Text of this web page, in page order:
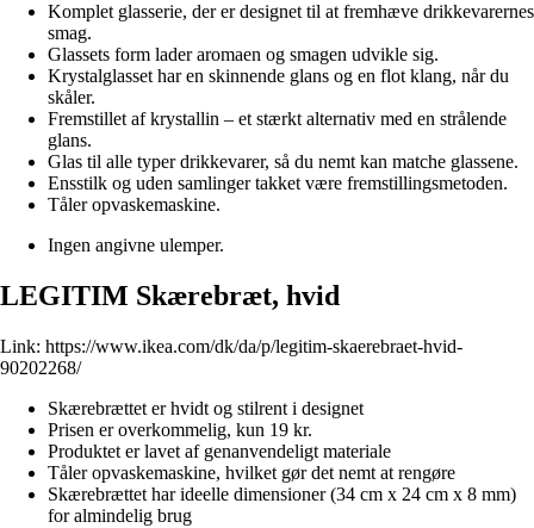
Komplet glasserie, der er designet til at fremhæve drikkevarernes
smag.
Glassets form lader aromaen og smagen udvikle sig.
Krystalglasset har en skinnende glans og en flot klang, når du
skåler.
Fremstillet af krystallin – et stærkt alternativ med en strålende
glans.
Glas til alle typer drikkevarer, så du nemt kan matche glassene.
Ensstilk og uden samlinger takket være fremstillingsmetoden.
Tåler opvaskemaskine.
Ingen angivne ulemper.
LEGITIM Skærebræt, hvid
Link: https://www.ikea.com/dk/da/p/legitim-skaerebraet-hvid-
90202268/
Skærebrættet er hvidt og stilrent i designet
Prisen er overkommelig, kun 19 kr.
Produktet er lavet af genanvendeligt materiale
Tåler opvaskemaskine, hvilket gør det nemt at rengøre
Skærebrættet har ideelle dimensioner (34 cm x 24 cm x 8 mm)
for almindelig brug